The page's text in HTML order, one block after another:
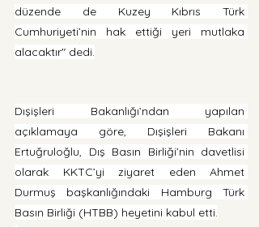
düzende de Kuzey Kıbrıs Türk
Cumhuriyeti’nin hak ettiği yeri mutlaka
alacaktır" dedi.
Dışişleri Bakanlığı’ndan yapılan
açıklamaya göre, Dışişleri Bakanı
Ertuğruloğlu, Dış Basın Birliği’nin davetlisi
olarak KKTC’yi ziyaret eden Ahmet
Durmuş başkanlığındaki Hamburg Türk
Basın Birliği (HTBB) heyetini kabul etti.